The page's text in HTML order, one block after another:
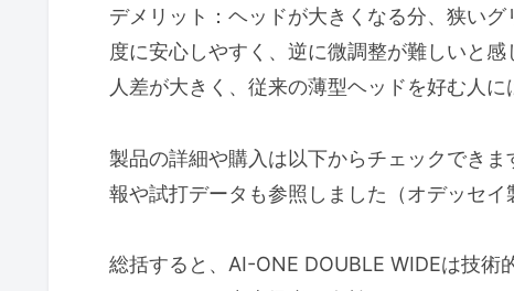
デメリット：ヘッドが大きくなる分、狭い
度に安心しやすく、逆に微調整が難しいと
人差が大きく、従来の薄型ヘッドを好む人に
製品の詳細や購入は以下からチェックできま
報や試打データも参照しました（オデッセイ
総括すると、AI-ONE DOUBLE WIDEは技術